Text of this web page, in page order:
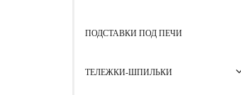
ПОДСТАВКИ ПОД ПЕЧИ
ТЕЛЕЖКИ-ШПИЛЬКИ